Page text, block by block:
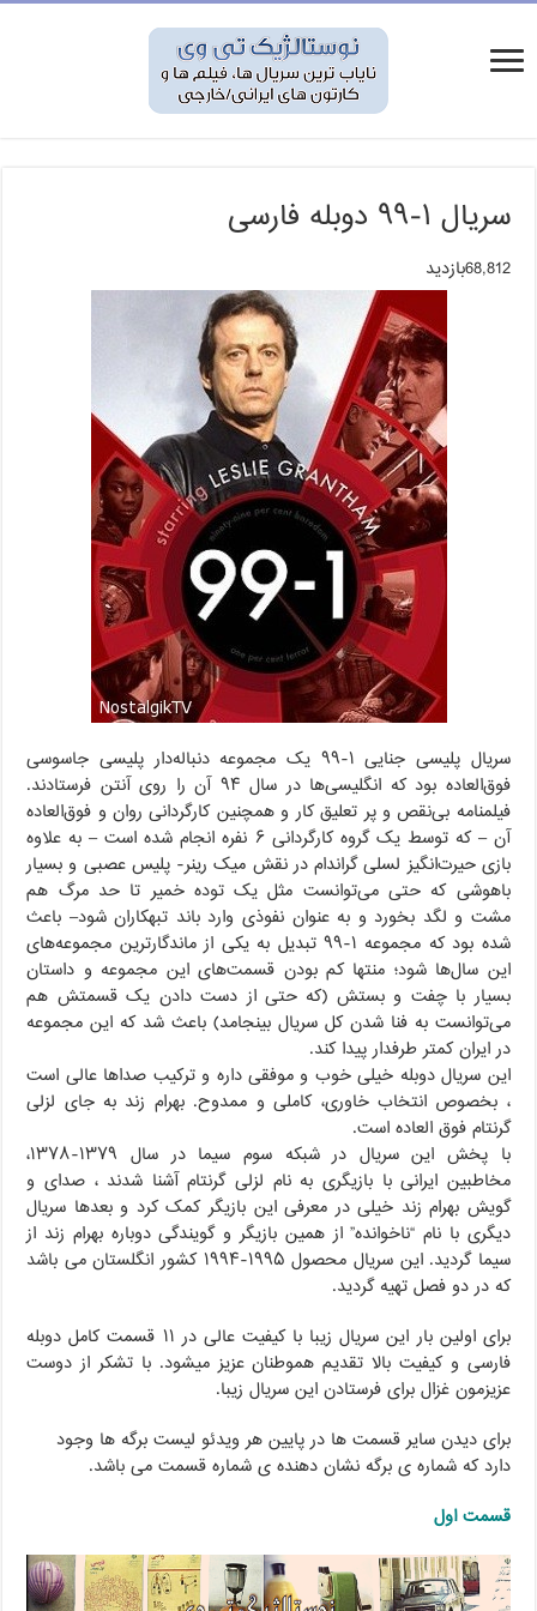
سریال ۱-۹۹ دوبله فارسی
68,812بازدید
سریال پلیسی جنایی ۱-۹۹ یک مجموعه دنباله‌دار پلیسی جاسوسی
فوق‌العاده بود که انگلیسی‌ها در سال ۹۴ آن را روی آنتن فرستادند.
فیلمنامه بی‌نقص و پر تعلیق کار و همچنین کارگردانی روان و فوق‌العاده
آن – که توسط یک گروه کارگردانی ۶ نفره انجام شده است – به علاوه
بازی حیرت‌انگیز لسلی گراندام در نقش میک رینر- پلیس عصبی و بسیار
باهوشی که حتی می‌توانست مثل یک توده خمیر تا حد مرگ هم
مشت و لگد بخورد و به عنوان نفوذی وارد باند تبهکاران شود– باعث
شده بود که مجموعه ۱-۹۹ تبدیل به یکی از ماندگارترین مجموعه‌های
این سال‌ها شود؛ منتها کم بودن قسمت‌های این مجموعه و داستان
بسیار با چفت و بستش (که حتی از دست دادن یک قسمتش هم
می‌توانست به فنا شدن کل سریال بینجامد) باعث شد که این مجموعه
در ایران کمتر طرفدار پیدا کند.
این سریال دوبله خیلی خوب و موفقی داره و ترکیب صداها عالی است
، بخصوص انتخاب خاوری، کاملی و ممدوح. بهرام زند به جای لزلی
گرنتام فوق العاده است.
با پخش این سریال در شبکه سوم سیما در سال ۱۳۷۹-۱۳۷۸،
مخاطبین ایرانی با بازیگری به نام لزلی گرنتام آشنا شدند ، صدای و
گویش بهرام زند خیلی در معرفی این بازیگر کمک کرد و بعدها سریال
دیگری با نام “ناخوانده” از همین بازیگر و گویندگی دوباره بهرام زند از
سیما گردید. این سریال محصول ۱۹۹۵-۱۹۹۴ کشور انگلستان می باشد
که در دو فصل تهیه گردید.
برای اولین بار این سریال زیبا با کیفیت عالی در ۱۱ قسمت کامل دوبله
فارسی و کیفیت بالا تقدیم هموطنان عزیز میشود. با تشکر از دوست
عزیزمون غزال برای فرستادن این سریال زیبا.
برای دیدن سایر قسمت ها در پایین هر ویدئو لیست برگه ها وجود
دارد که شماره ی برگه نشان دهنده ی شماره قسمت می باشد.
قسمت اول